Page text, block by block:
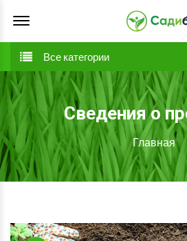
Offcanvas Menu Open
Все категории
Сведения о
Главная